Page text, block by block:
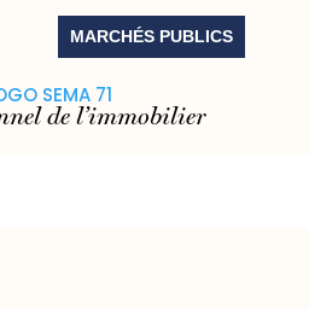
MARCHÉS PUBLICS
de l’immobilier